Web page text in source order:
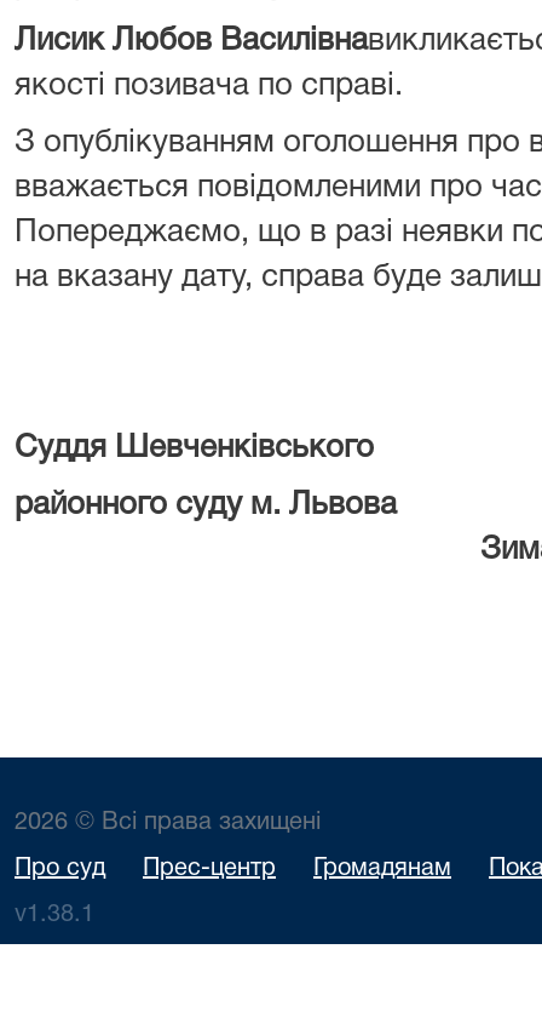
Лисик Любов Василівна
якості позивача по справі.
З опублікуванням оголошення про
вважається повідомленими про
Попереджаємо, що в разі неявки
на вказану дату, справа буде
Суддя Шевченківського
районного суду м. Львова
Зима
2026 © Всі права захищені
Про суд Прес-центр Громадянам
v1.38.1